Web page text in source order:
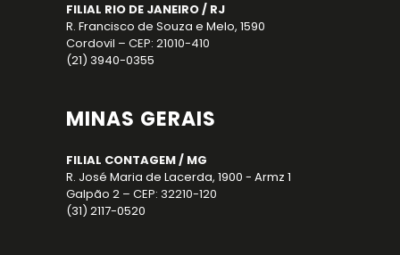
FILIAL RIO DE JANEIRO / RJ
R. Francisco de Souza e Melo, 1590
Cordovil – CEP: 21010-410
(21) 3940-0355
MINAS GERAIS
FILIAL CONTAGEM / MG
R. José Maria de Lacerda, 1900 - Armz 1
Galpão 2 – CEP: 32210-120
(31) 2117-0520